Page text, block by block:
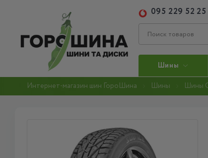
095 229 52 25
Шины
Интернет-магазин шин ГороШина Шины Шины